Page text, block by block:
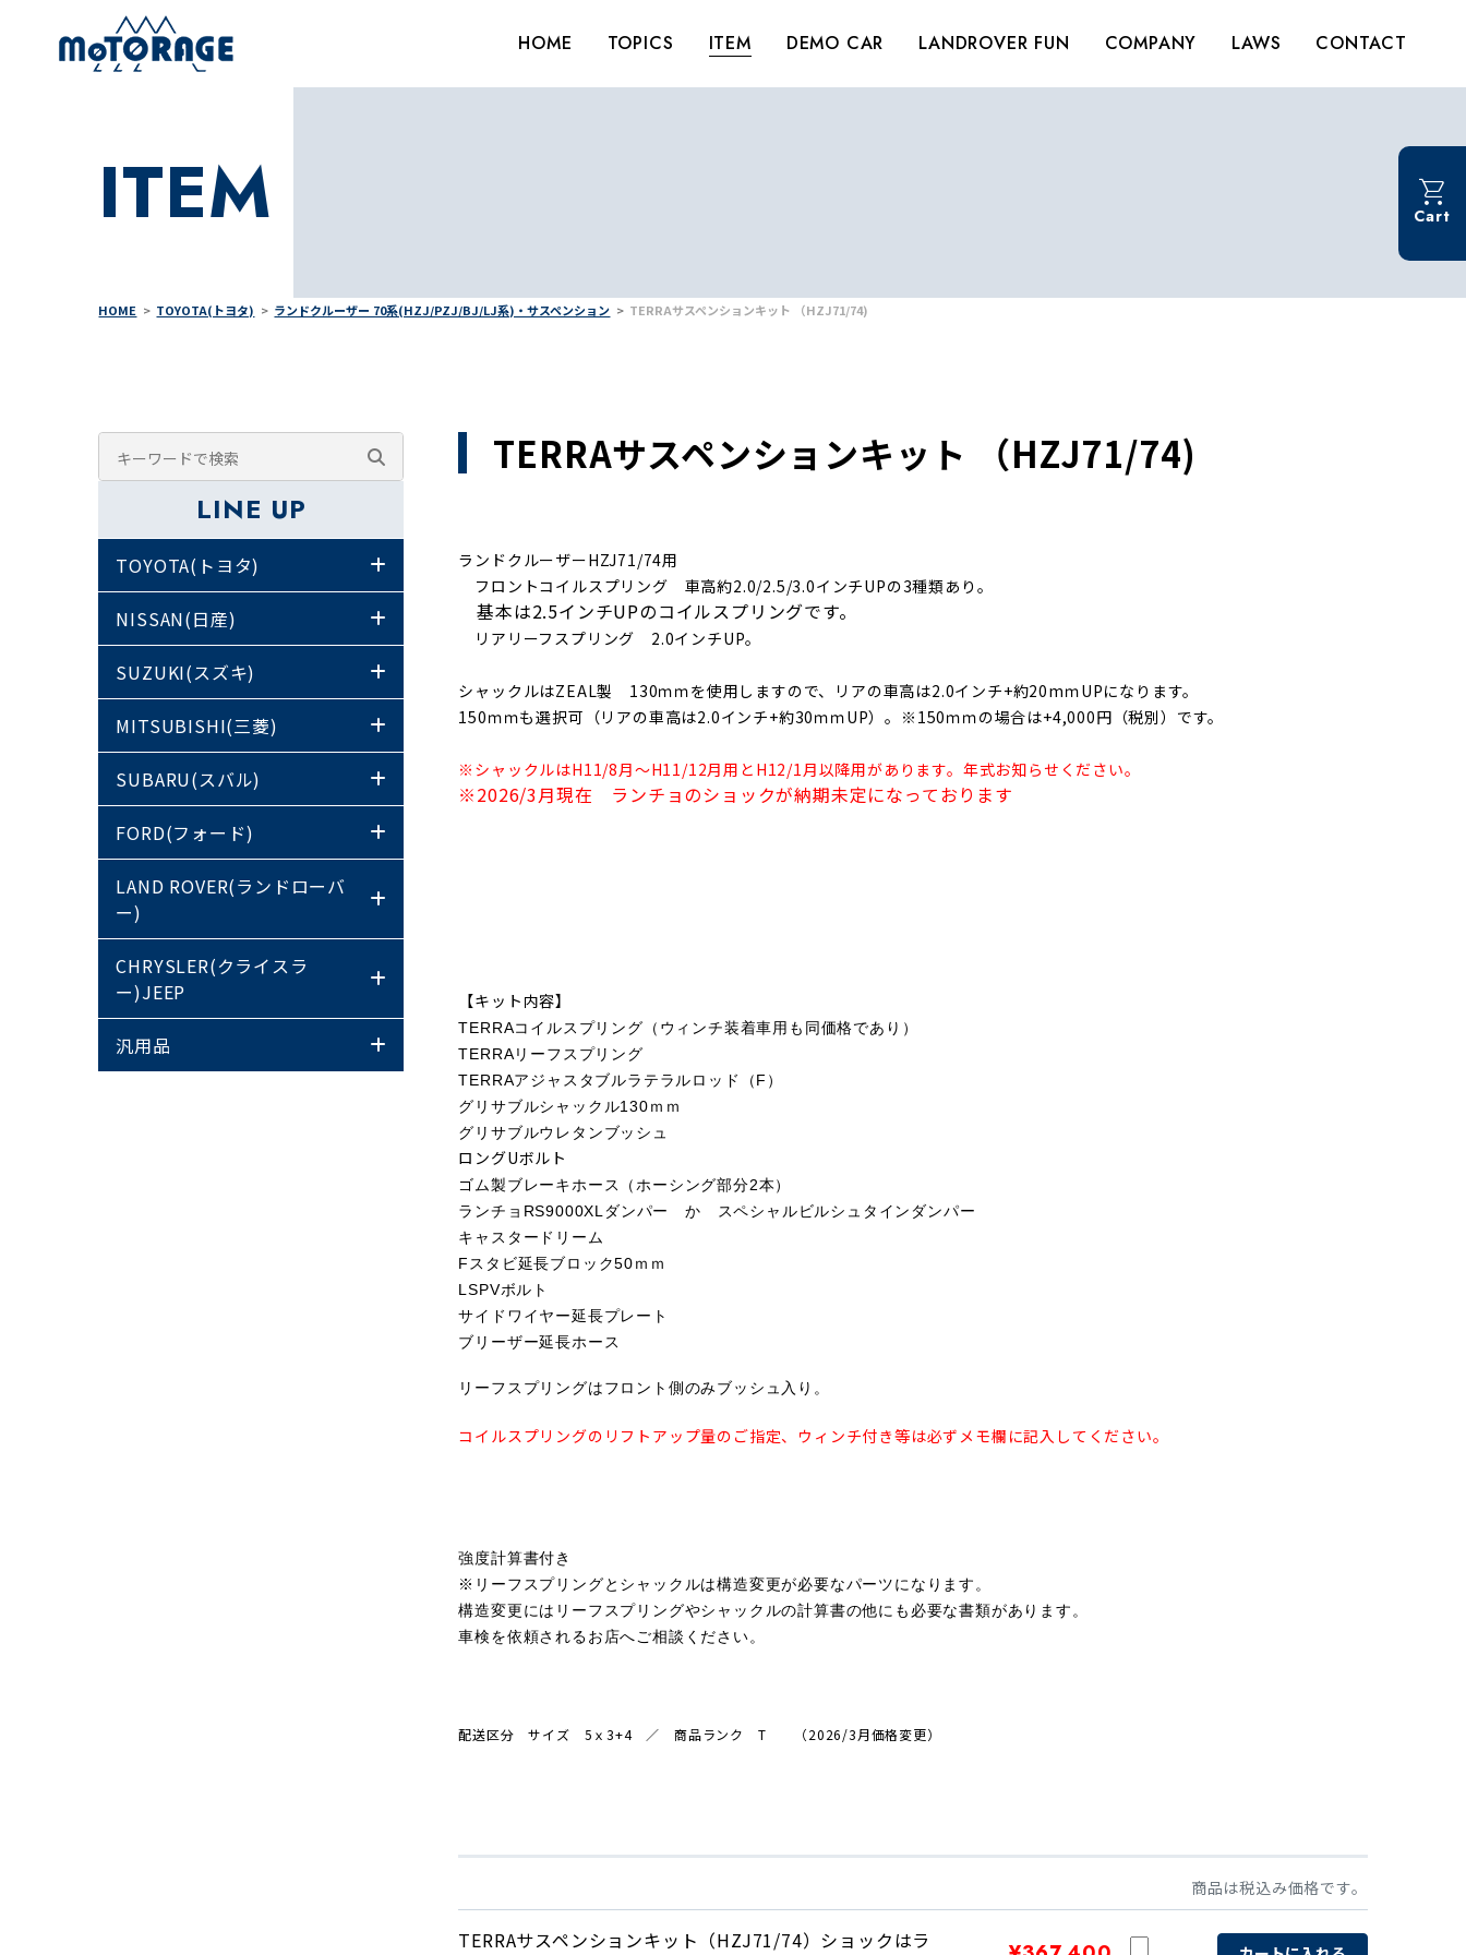
HOME TOPICS ITEM DEMO CAR LANDROVER FUN COMPANY LAWS CONTACT
ITEM
HOME TOYOTA(トヨタ) ランドクルーザー 70系(HZJ/PZJ/BJ/LJ系)・サスペンション TERRAサスペンションキット （HZJ71/74)
TERRAサスペンションキット （HZJ71/74)
ランドクルーザーHZJ71/74用
フロントコイルスプリング 車高約2.0/2.5/3.0インチUPの3種類あり。
基本は2.5インチUPのコイルスプリングです。
リアリーフスプリング 2.0インチUP。
シャックルはZEAL製 130ｍｍを使用しますので、リアの車高は2.0インチ+約20mｍUPになります。
150ｍｍも選択可（リアの車高は2.0インチ+約30ｍｍUP）。※150ｍｍの場合は+4,000円（税別）です。
※シャックルはH11/8月～H11/12月用とH12/1月以降用があります。年式お知らせください。
※2026/3月現在 ランチョのショックが納期未定になっております
【キット内容】
TERRAコイルスプリング（ウィンチ装着車用も同価格であり ）
TERRAリーフスプリング
TERRAアジャスタブルラテラルロッド（F）
グリサブルシャックル130ｍｍ
グリサブルウレタンブッシュ
ロングUボルト
ゴム製ブレーキホース（ホーシング部分2本）
ランチョRS9000XLダンパー か スペシャルビルシュタインダンパー
キャスタードリーム
Fスタビ延長ブロック50ｍｍ
LSPVボルト
サイドワイヤー延長プレート
ブリーザー延長ホース
リーフスプリングはフロント側のみブッシュ入り。
コイルスプリングのリフトアップ量のご指定、ウィンチ付き等は必ずメモ欄に記入してください。
強度計算書付き
※リーフスプリングとシャックルは構造変更が必要なパーツになります。
構造変更にはリーフスプリングやシャックルの計算書の他にも必要な書類があります。
車検を依頼されるお店へご相談ください。
配送区分サイズ 5ｘ3+4 ／ 商品ランク T （2026/3月価格変更）
商品は税込み価格です。
TERRAサスペンションキット（HZJ71/74）ショックはラ
LINE UP
TOYOTA(トヨタ)
NISSAN(日産)
SUZUKI(スズキ)
MITSUBISHI(三菱)
SUBARU(スバル)
FORD(フォード)
LAND ROVER(ランドローバ
ー)
CHRYSLER(クライスラ
ー)JEEP
汎用品
Cart